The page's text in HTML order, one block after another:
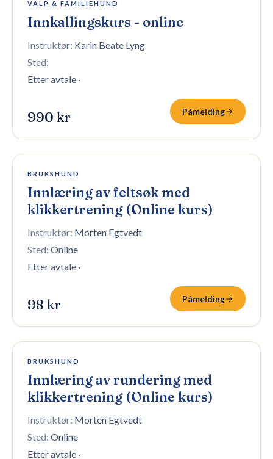
VALP & FAMILIEHUND
Innkallingskurs - online
Instruktør: Karin Beate Lyng
Sted:
Etter avtale ·
990 kr Påmelding
Åpen påmelding
BRUKSHUND
Innlæring av feltsøk med
klikkertrening (Online kurs)
Instruktør: Morten Egtvedt
Sted: Online
Etter avtale ·
98 kr Påmelding
Åpen påmelding
BRUKSHUND
Innlæring av rundering med
klikkertrening (Online kurs)
Instruktør: Morten Egtvedt
Sted: Online
Etter avtale ·